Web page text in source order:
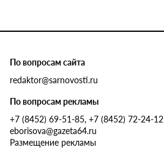
По вопросам сайта
redaktor@sarnovosti.ru
По вопросам рекламы
+7 (8452) 69-51-85, +7 (8452) 72-24-12
eborisova@gazeta64.ru
Размещение рекламы